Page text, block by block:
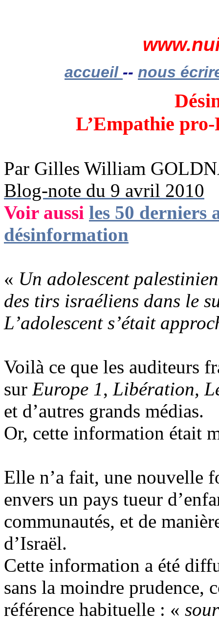
accueil -- nous
L’Empathie
Par Gilles William
Blog-note du 9 avril 2010
Voir aussi les 50 derniers
désinformation
« Un adolescent
des tirs israéliens dans le
L’adolescent s’était
Voilà ce que les auditeurs
sur Europe 1, Libération,
et d’autres grands médias.
Or, cette information était
Elle n’a fait, une nouvelle
envers un pays tueur
communautés, et de
d’Israël.
Cette information a été
sans la moindre prudence,
référence habituelle : «